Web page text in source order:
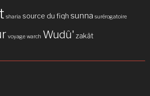
sharia source du fiqh sunna surérogatoire
voyage warch Wudû' zakât